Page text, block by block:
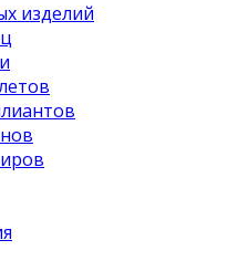
изделий